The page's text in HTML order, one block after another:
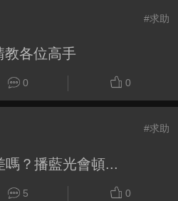
#求助
教各位高手
0 0
#求助
嗎？播藍光會頓...
5 0